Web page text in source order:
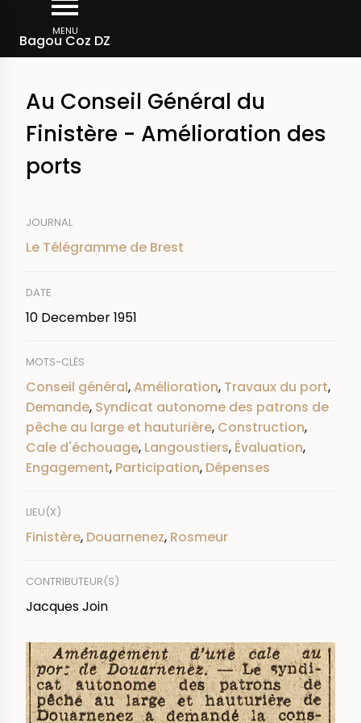
main
MENU
Bagou Coz DZ
Breadcrumb
Au Conseil Général du
Finistère - Amélioration des
ports
JOURNAL
Le Télégramme de Brest
DATE
10 December 1951
MOTS-CLÉS
Conseil général,Amélioration, Travaux du port,
Demande, Syndicat autonome des patrons de
pêche au large et hauturière, Construction,
Cale d'échouage, Langoustiers, Évaluation,
Engagement, Participation, Dépenses
LIEU(X)
Finistère, Douarnenez, Rosmeur
CONTRIBUTEUR(S)
Jacques Join
IMAGE